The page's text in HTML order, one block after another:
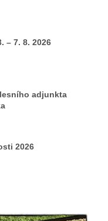
– 7. 8. 2026
adjunkta
2026